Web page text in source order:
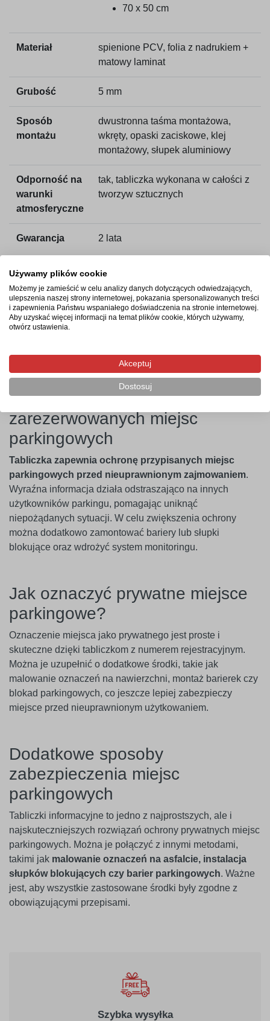
70 x 50 cm
Materiał
spienione PCV, folia z nadrukiem +
matowy laminat
Grubość 5 mm
Sposób
montażu
dwustronna taśma montażowa,
wkręty, opaski zaciskowe, klej
montażowy, słupek aluminiowy
Odporność na
warunki
atmosferyczne
tak, tabliczka wykonana w całości z
tworzyw sztucznych
Gwarancja 2 lata
Czas realizacji zamówienia
Tabliczki są produkowane w ciągu maksymalnie 4 dni
Skuteczna ochrona
zarezerwowanych miejsc
parkingowych
Tabliczka zapewnia ochronę przypisanych miejsc
parkingowych przed nieuprawnionym zajmowaniem.
Wyraźna informacja działa odstraszająco na innych
użytkowników parkingu, pomagając uniknąć
niepożądanych sytuacji. W celu zwiększenia ochrony
można dodatkowo zamontować bariery lub słupki
blokujące oraz wdrożyć system monitoringu.
Jak oznaczyć prywatne miejsce
parkingowe?
Oznaczenie miejsca jako prywatnego jest proste i
skuteczne dzięki tabliczkom z numerem rejestracyjnym.
Można je uzupełnić o dodatkowe środki, takie jak
malowanie oznaczeń na nawierzchni, montaż barierek czy
blokad parkingowych, co jeszcze lepiej zabezpieczy
miejsce przed nieuprawnionym użytkowaniem.
Dodatkowe sposoby
zabezpieczenia miejsc
parkingowych
Tabliczki informacyjne to jedno z najprostszych, ale i
najskuteczniejszych rozwiązań ochrony prywatnych miejsc
parkingowych. Można je połączyć z innymi metodami,
takimi jak malowanie oznaczeń na asfalcie, instalacja
słupków blokujących czy barier parkingowych. Ważne
jest, aby wszystkie zastosowane środki były zgodne z
obowiązującymi przepisami.
Szybka wysyłka
Używamy plików cookie
Możemy je zamieścić w celu analizy danych dotyczących odwiedzających,
ulepszenia naszej strony internetowej, pokazania spersonalizowanych treści
i zapewnienia Państwu wspaniałego doświadczenia na stronie internetowej.
Aby uzyskać więcej informacji na temat plików cookie, których używamy,
otwórz ustawienia.
Akceptuj
Dostosuj